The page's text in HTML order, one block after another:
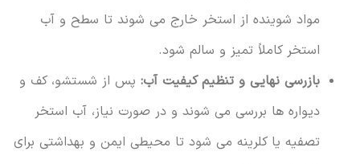
مواد شوینده از استخر خارج می شوند تا سطح و آب
استخر کاملاً تمیز و سالم شود.
بازرسی نهایی و تنظیم کیفیت آب:پس از شستشو، کف و
دیواره ها بررسی می شوند و در صورت نیاز، آب استخر
تصفیه یا کلرینه می شود تا محیطی ایمن و بهداشتی برای